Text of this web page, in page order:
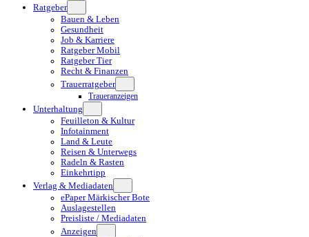
Ratgeber
Bauen & Leben
Gesundheit
Job & Karriere
Ratgeber Mobil
Ratgeber Tier
Recht & Finanzen
Trauerratgeber
Traueranzeigen
Unterhaltung
Feuilleton & Kultur
Infotainment
Land & Leute
Reisen & Unterwegs
Radeln & Rasten
Einkehrtipp
Verlag & Mediadaten
ePaper Märkischer Bote
Auslagestellen
Preisliste / Mediadaten
Anzeigen